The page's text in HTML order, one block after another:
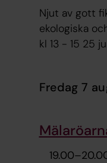
Njut av gott fika och
ekologiska och
kl 13
fredag 7
19.00–